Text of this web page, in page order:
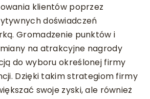
klientów poprzez
doświadczeń
Gromadzenie punktów i
na atrakcyjne nagrody
do wyboru określonej firmy
Dzięki takim strategiom firmy
swoje zyski, ale również